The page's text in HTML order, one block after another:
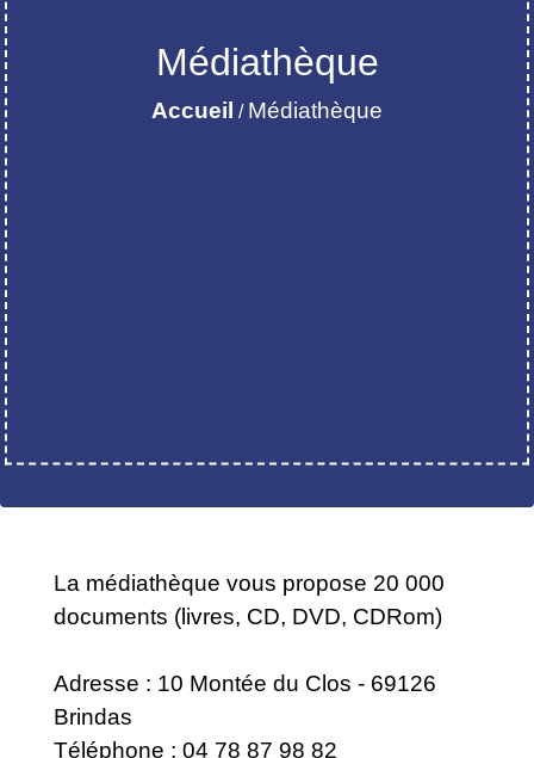
Médiathèque
Accueil / Médiathèque
La médiathèque vous propose 20 000
documents (livres, CD, DVD, CDRom)
Adresse : 10 Montée du Clos - 69126
Brindas
Téléphone : 04 78 87 98 82